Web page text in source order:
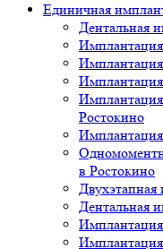
Единичная
Дентальная
Имплантация
Имплантация
Ростокино
в Ростокино
Двухэтапная
Дентальная